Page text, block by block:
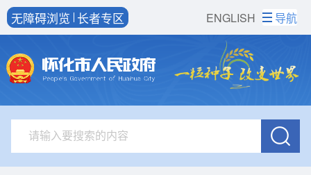
ENGLISH
无障碍浏览 长者专区 导航